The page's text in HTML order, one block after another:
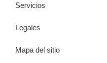
Servicios
Legales
Mapa del sitio